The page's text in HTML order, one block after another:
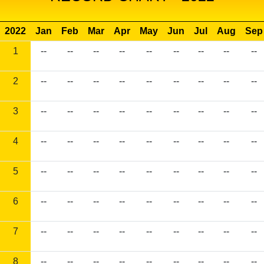
2022 Jan Feb Mar Apr May Jun Jul Aug
Sep
1
-- -- -- -- -- -- -- -- --
2 -- -- -- -- -- -- -- -- --
3 -- -- -- -- -- -- -- -- --
4 -- -- -- -- -- -- -- -- --
5 -- -- -- -- -- -- -- -- --
6 -- -- -- -- -- -- -- -- --
7 -- -- -- -- -- -- -- -- --
8 -- -- -- -- -- -- -- -- --